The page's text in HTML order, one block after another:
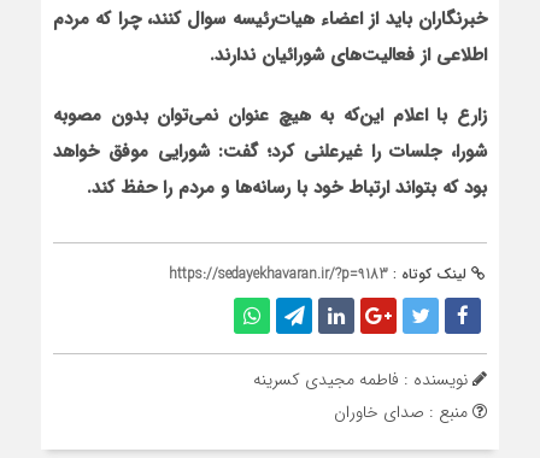
خبرنگاران باید از اعضاء هیات‌رئیسه سوال کنند، چرا که مردم
اطلاعی از فعالیت‌های شورائیان ندارند.
زارع با اعلام این‌که به هیچ عنوان نمی‌توان بدون مصوبه
شورا، جلسات را غیرعلنی کرد؛ گفت: شورایی موفق خواهد
بود که بتواند ارتباط خود با رسانه‌ها و مردم را حفظ کند.
لینک کوتاه : https://sedayekhavaran.ir/?p=9183
نویسنده : فاطمه مجیدی کسرینه
منبع : صدای خاوران